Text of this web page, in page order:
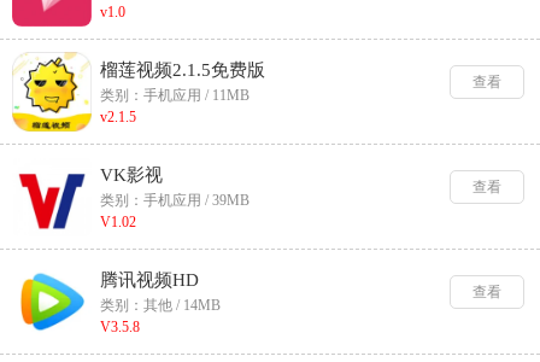
v1.0
榴莲视频2.1.5免费版
类别：手机应用 / 11MB
v2.1.5
查看
VK影视
类别：手机应用 / 39MB
V1.02
查看
腾讯视频HD
类别：其他 / 14MB
V3.5.8
查看